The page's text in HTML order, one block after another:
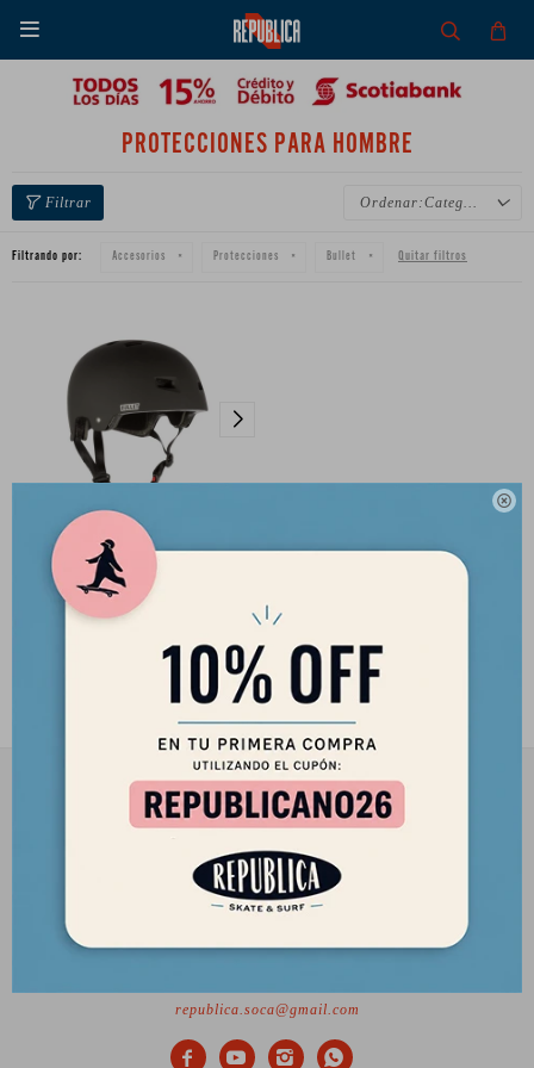


PROTECCIONES PARA HOMBRE
Categoría
Filtrando por: Accesorios Protecciones Bullet Quitar filtros
Casco Bullet Deluxe - Matte
Black
2.287
2901 8448 / 098 480 004
Lunes a Viernes de 12 a 18 hs y Sábados de 12 a 17 hs.
republica.soca@gmail.com
   